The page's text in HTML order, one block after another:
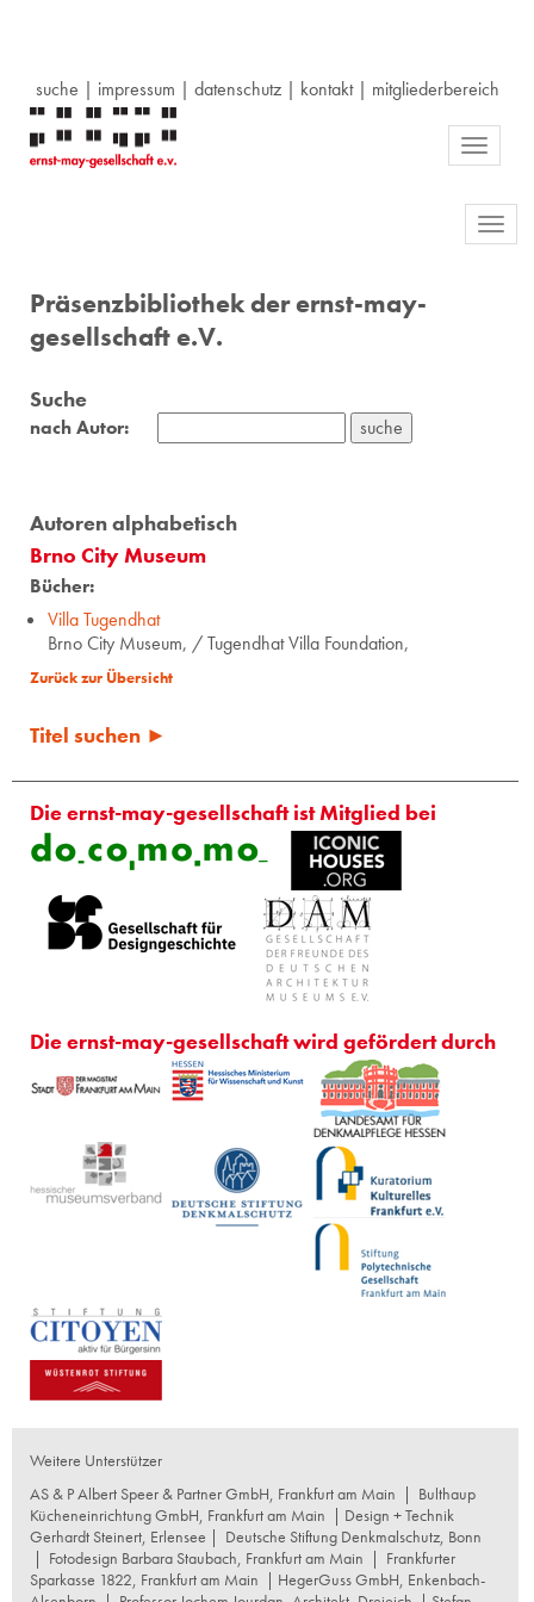
suche | impressum | datenschutz| kontakt| mitgliederbereich
Toggle
Präsenzbibliothek der ernst-may-
gesellschaft e.V.
Suche
nach Autor:
Autoren alphabetisch
Brno City Museum
Bücher:
Villa Tugendhat
Brno City Museum, / Tugendhat Villa Foundation,
Zurück zur Übersicht
Titel suchen ►
Die ernst-may-gesellschaft ist Mitglied bei
Die ernst-may-gesellschaft wird gefördert durch
Weitere Unterstützer
AS & P Albert Speer & Partner GmbH, Frankfurt am Main | Bulthaup
Kücheneinrichtung GmbH, Frankfurt am Main | Design + Technik
Gerhardt Steinert, Erlensee | Deutsche Stiftung Denkmalschutz, Bonn
| Fotodesign Barbara Staubach, Frankfurt am Main | Frankfurter
Sparkasse 1822, Frankfurt am Main | HegerGuss GmbH, Enkenbach-